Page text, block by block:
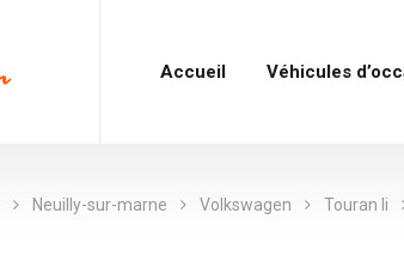
Accueil Véhicules
Neuilly-sur-marne Volkswagen Touran Ii